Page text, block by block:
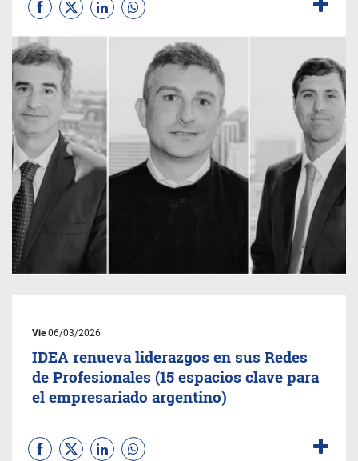
Vie06/03/2026
IDEA renueva liderazgos en sus Redes
de Profesionales (15 espacios clave para
el empresariado argentino)